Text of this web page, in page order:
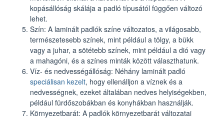
kopásállóság skálája a padló típusától függően változó
lehet.
Szín: A laminált padlók színe változatos, a világosabb,
természetesebb színek, mint például a tölgy, a bükk
vagy a juhar, a sötétebb színek, mint például a dió vagy
a mahagóni, és a színes minták között választhatunk.
Víz- és nedvességállóság: Néhány laminált padló
speciálisan kezelt, hogy ellenálljon a víznek és a
nedvességnek, ezeket általában nedves helyiségekben,
például fürdőszobákban és konyhákban használják.
Környezetbarát: A padlók környezetbarát változatai